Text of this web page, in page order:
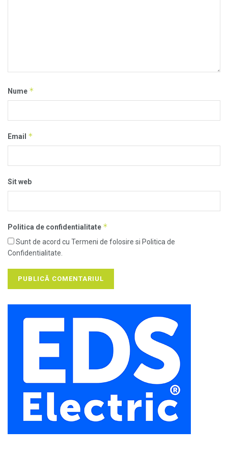
Nume *
Email *
Sit web
Politica de confidentialitate *
Sunt de acord cu Termeni de folosire si Politica de
Confidentialitate.